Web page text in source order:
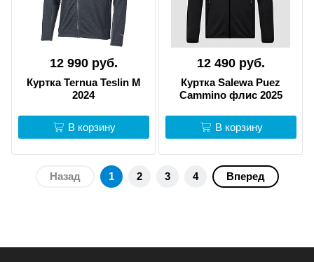
12 990 руб.
Куртка Ternua Teslin M
2024
В корзину
12 490 руб.
Куртка Salewa Puez
Cammino флис 2025
В корзину
Назад 1 2 3 4 Вперед